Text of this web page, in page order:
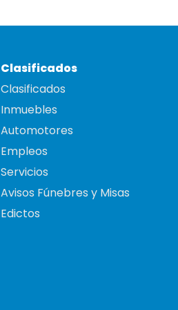
Clasificados
Clasificados
Inmuebles
Automotores
Empleos
Servicios
Avisos Fúnebres y Misas
Edictos